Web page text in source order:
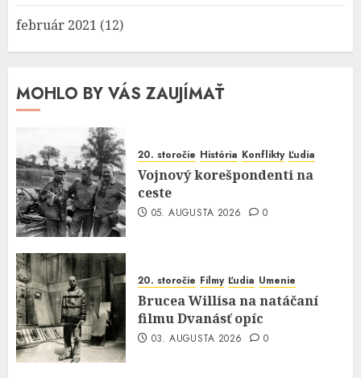
február 2021 (12)
MOHLO BY VÁS ZAUJÍMAŤ
20. storočie História Konflikty Ľudia
Vojnový korešpondenti na
ceste
05. AUGUSTA 2026 0
20. storočie Filmy Ľudia Umenie
Brucea Willisa na natáčaní
filmu Dvanásť opíc
03. AUGUSTA 2026 0